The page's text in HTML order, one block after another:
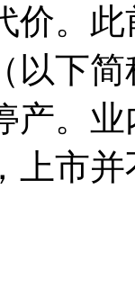
价。
以下
产。
上市